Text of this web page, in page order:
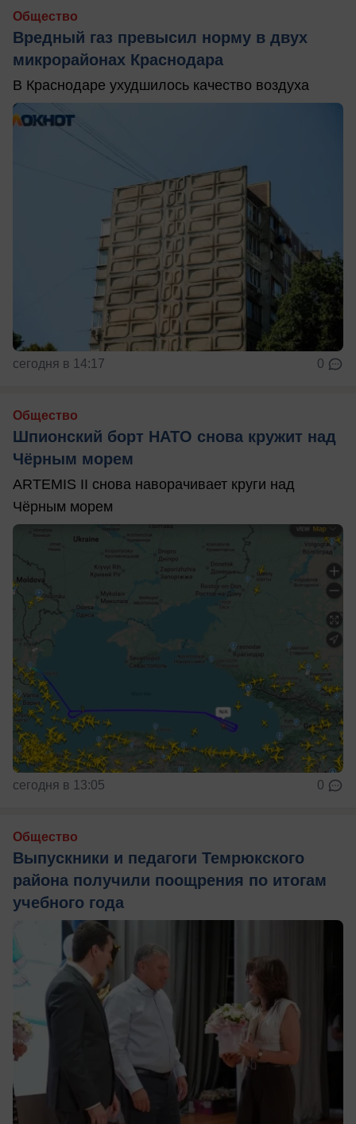
Общество
Вредный газ превысил норму в двух
микрорайонах Краснодара
В Краснодаре ухудшилось качество воздуха
сегодня в 14:17 0
Общество
Шпионский борт НАТО снова кружит над
Чёрным морем
ARTEMIS II снова наворачивает круги над
Чёрным морем
сегодня в 13:05 0
Общество
Выпускники и педагоги Темрюкского
района получили поощрения по итогам
учебного года